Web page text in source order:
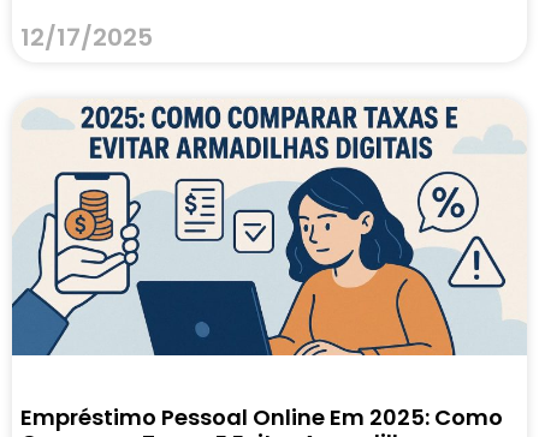
12/17/2025
Empréstimo Pessoal Online Em 2025: Como